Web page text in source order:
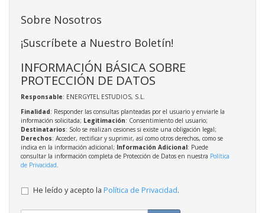
Sobre Nosotros
¡Suscríbete a Nuestro Boletín!
INFORMACIÓN BÁSICA SOBRE
PROTECCIÓN DE DATOS
Responsable: ENERGYTEL ESTUDIOS, S.L.
Finalidad: Responder las consultas planteadas por el usuario y enviarle la
información solicitada; Legitimación: Consentimiento del usuario;
Destinatarios: Solo se realizan cesiones si existe una obligación legal;
Derechos: Acceder, rectificar y suprimir, así como otros derechos, como se
indica en la información adicional; Información Adicional: Puede
consultar la información completa de Protección de Datos en nuestra Política
de Privacidad
He leído y acepto la Política de Privacidad.